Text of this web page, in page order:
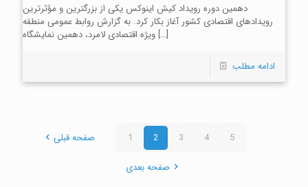
دهمین دوره رویداد کیش اینوکس یکی از بزرگترین و مؤثرترین
رویدادهای اقتصادی کشور آغاز بکار کرد. به گزارش روابط عمومی منطقه
ویژه اقتصادی لامرد، دهمین نمایشگاه[…]
ادامه مطلب
صفحه قبلی 1 2 3 4 5
صفحه بعدی